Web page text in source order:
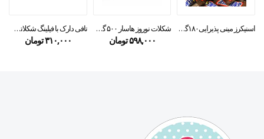
اسنیکرز مینی پذیرایی۱۸۰گرمی شکلات نوروز هاسار ۵۰۰ گرمی
۵۹۸,۰۰۰تومان
تافی دارک با فیلینگ شکلاتی roshen
۳۱۰,۰۰۰تومان